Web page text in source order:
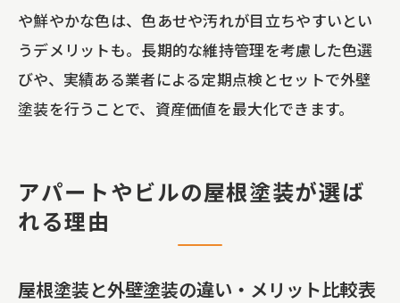
や鮮やかな色は、色あせや汚れが目立ちやすいとい
うデメリットも。長期的な維持管理を考慮した色選
びや、実績ある業者による定期点検とセットで外壁
塗装を行うことで、資産価値を最大化できます。
アパートやビルの屋根塗装が選ば
れる理由
屋根塗装と外壁塗装の違い・メリット比較表